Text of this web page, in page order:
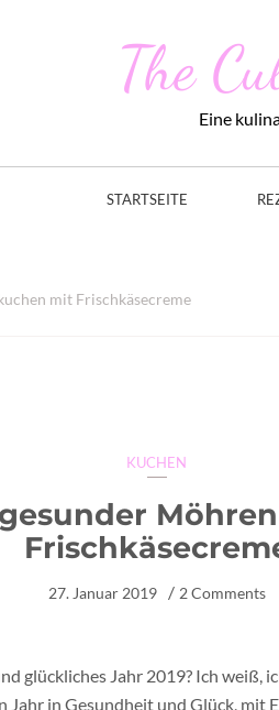
The
Eine
STARTSEITE
mit Frischkäsecreme
KUCHEN
27. Januar 2019 2 Comments
glückliches Jahr 2019? Ich weiß,
Jahr in Gesundheit und Glück, mit